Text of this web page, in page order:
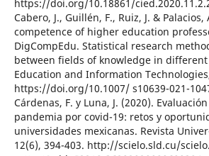
https://doi.org/10.18861/
Cabero, J., Guillén, F., Ruiz, J. &
competence of higher education
DigCompEdu. Statistical research
between fields of knowledge in
Education and Information
https://doi.org/10.1007/ s10639-021-
Cárdenas, F. y Luna, J. (2020).
pandemia por covid-19: retos y
universidades mexicanas. Revista
12(6), 394-403. http://scielo.sld.cu/